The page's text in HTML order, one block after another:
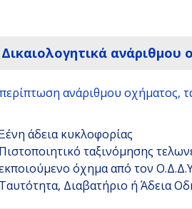
Δικαιολογητικά ανάριθμου
ανάριθμου οχήματος,
Ξένη άδεια κυκλοφορίας
Πιστοποιητικό ταξινόμησης
όχημα από τον
Ταυτότητα, Διαβατήριο ή Άδεια